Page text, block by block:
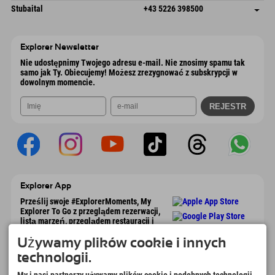
Austria
Książka
Dorfstraße 24
Zapisz adres
Stubaital +43 5226 398500
Explorer Newsletter
Nie udostępnimy Twojego adresu e-mail. Nie znosimy spamu tak
samo jak Ty. Obiecujemy! Możesz zrezygnować z subskrypcji w
dowolnym momencie.
Explorer App
Prześlij swoje #ExplorerMoments, My
Explorer To Go z przeglądem rezerwacji,
listą marzeń, przeglądem restauracji i
Czas na chwile odkrywcy
Używamy plików cookie i innych
technologii.